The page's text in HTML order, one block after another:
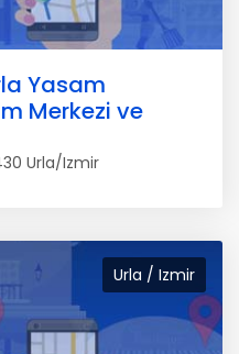
Yasam
Merkezi ve
Urla/Izmir
Urla / Izmir